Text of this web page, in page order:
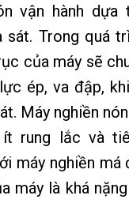
vận hành dựa
sát. Trong quá
của máy sẽ
ép, va đập,
Máy nghiền
ít rung lắc và
máy nghiền má
máy là khá